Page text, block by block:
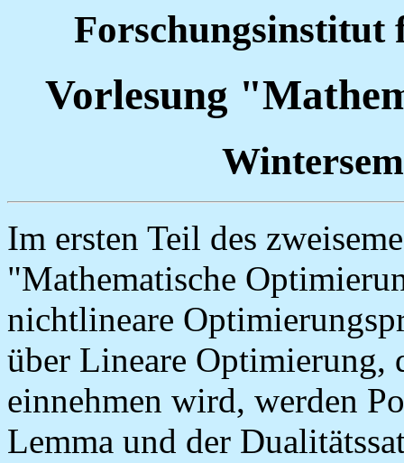
Vorlesung
Im ersten Teil des
"Mathematische
nichtlineare
über Lineare Optimierung,
einnehmen wird, werden
Lemma und der